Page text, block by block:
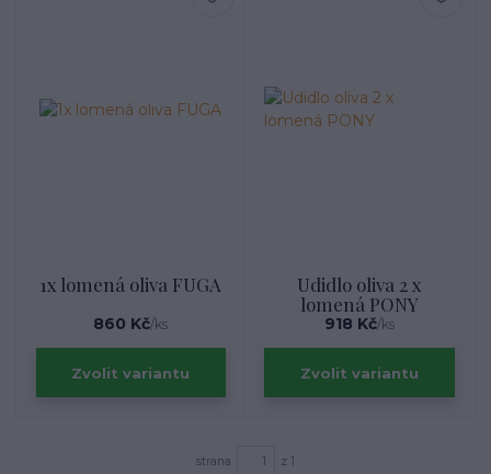
1x lomená oliva FUGA
860 Kč/ks
Zvolit variantu
Udidlo oliva 2 x
lomená PONY
918 Kč/ks
Zvolit variantu
strana z 1